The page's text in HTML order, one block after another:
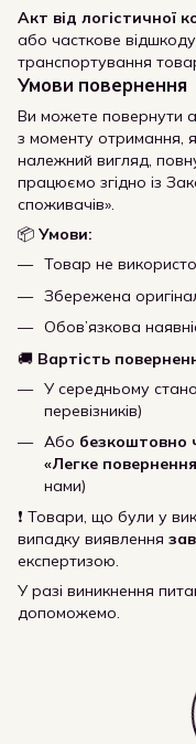
Акт від логістичної
або часткове
транспортування
Умови повернення
Ви можете повернути
з моменту отримання,
належний вигляд,
працюємо згідно із
споживачів».
📦 Умови:
Товар не
Збережена
Обов’язкова
🚚 Вартість
У середньому
перевізників)
Або безкоштовно
«Легке
нами)
❗ Товари, що були у
випадку виявлення
експертизою.
У разі виникнення
допоможемо.